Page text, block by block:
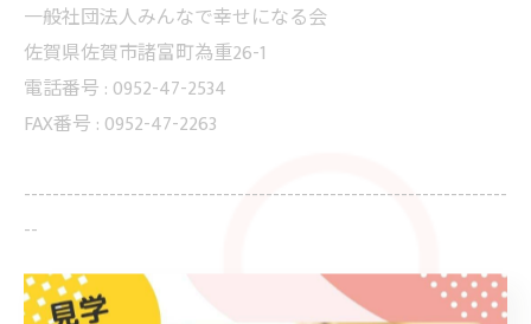
一般社団法人みんなで幸せになる会
佐賀県佐賀市諸富町為重26-1
電話番号 : 0952-47-2534
FAX番号 : 0952-47-2263
--------------------------------------------------------------------
--
ブログ お知らせ